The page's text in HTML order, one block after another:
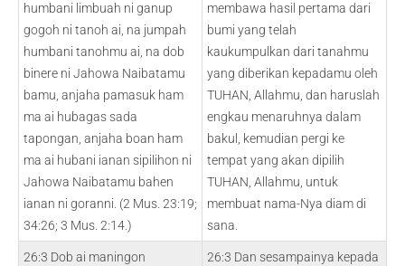
humbani limbuah ni ganup
gogoh ni tanoh ai, na jumpah
humbani tanohmu ai, na dob
binere ni Jahowa Naibatamu
bamu, anjaha pamasuk ham
ma ai hubagas sada
tapongan, anjaha boan ham
ma ai hubani ianan sipilihon ni
Jahowa Naibatamu bahen
ianan ni goranni. (2 Mus. 23:19;
34:26; 3 Mus. 2:14.)
membawa hasil pertama dari
bumi yang telah
kaukumpulkan dari tanahmu
yang diberikan kepadamu oleh
TUHAN, Allahmu, dan haruslah
engkau menaruhnya dalam
bakul, kemudian pergi ke
tempat yang akan dipilih
TUHAN, Allahmu, untuk
membuat nama-Nya diam di
sana.
26:3 Dob ai maningon 26:3 Dan sesampainya kepada